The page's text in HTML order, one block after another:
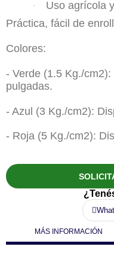
·
Uso agrícola
Práctica, fácil de
Colores:
- Verde (1.5 Kg./cm2):
pulgadas.
- Azul (3 Kg./cm2):
- Roja (5 Kg./cm2):
MÁS INFORMACIÓN